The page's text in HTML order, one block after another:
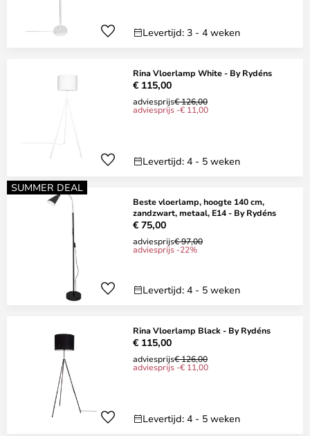
Levertijd: 3 - 4 weken
Rina Vloerlamp White - By Rydéns
€ 115,00
adviesprijs€ 126,00
adviesprijs -€ 11,00
Levertijd: 4 - 5 weken
SUMMER DEAL
Beste vloerlamp, hoogte 140 cm,
zandzwart, metaal, E14 - By Rydéns
€ 75,00
adviesprijs€ 97,00
adviesprijs -22%
Levertijd: 4 - 5 weken
Rina Vloerlamp Black - By Rydéns
€ 115,00
adviesprijs€ 126,00
adviesprijs -€ 11,00
Levertijd: 4 - 5 weken